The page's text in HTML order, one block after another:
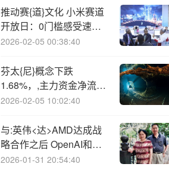
推动赛{道}文化 小米赛道
开放日：0门槛感受速度
激情
2026-02-05 00:38:40
芬太{尼}概念下跌
1.68%，,主力资金净流出
5股
2026-02-05 10:02:40
与:英伟<达>AMD达成战
略合作之后 OpenAI和博
通也将进行战略合作
2026-01-31 20:54:40